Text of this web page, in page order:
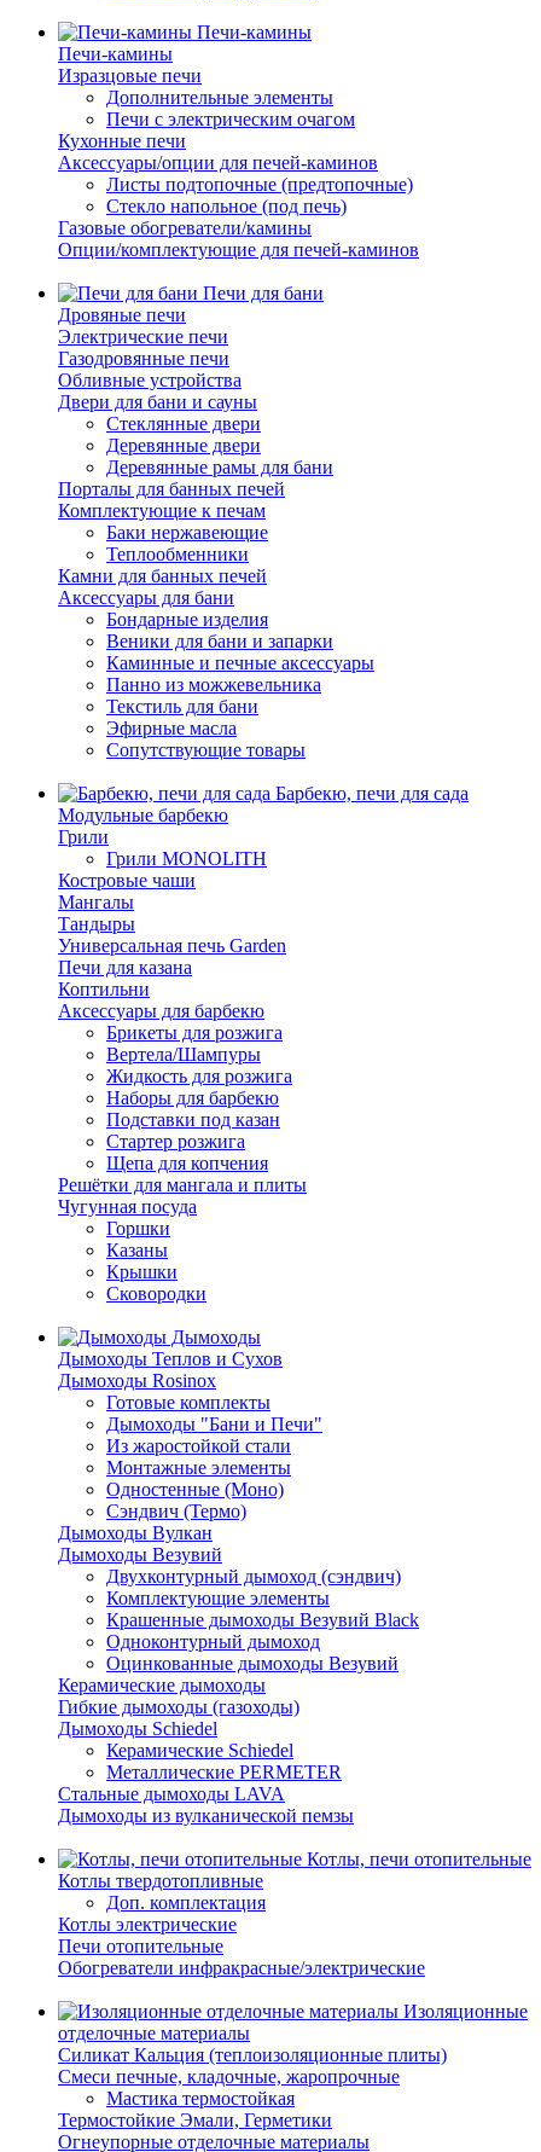
Печи-камины
Печи-камины
Изразцовые печи
Дополнительные элементы
Печи с электрическим очагом
Кухонные печи
Аксессуары/опции для печей-каминов
Листы подтопочные (предтопочные)
Стекло напольное (под печь)
Газовые обогреватели/камины
Опции/комплектующие для печей-каминов
Печи для бани
Дровяные печи
Электрические печи
Газодровянные печи
Обливные устройства
Двери для бани и сауны
Стеклянные двери
Деревянные двери
Деревянные рамы для бани
Порталы для банных печей
Комплектующие к печам
Баки нержавеющие
Теплообменники
Камни для банных печей
Аксессуары для бани
Бондарные изделия
Веники для бани и запарки
Каминные и печные аксессуары
Панно из можжевельника
Текстиль для бани
Эфирные масла
Сопутствующие товары
Барбекю, печи для сада
Модульные барбекю
Грили
Грили MONOLITH
Костровые чаши
Мангалы
Тандыры
Универсальная печь Garden
Печи для казана
Коптильни
Аксессуары для барбекю
Брикеты для розжига
Вертела/Шампуры
Жидкость для розжига
Наборы для барбекю
Подставки под казан
Стартер розжига
Щепа для копчения
Решётки для мангала и плиты
Чугунная посуда
Горшки
Казаны
Крышки
Сковородки
Дымоходы
Дымоходы Теплов и Сухов
Дымоходы Rosinox
Готовые комплекты
Дымоходы "Бани и Печи"
Из жаростойкой стали
Монтажные элементы
Одностенные (Моно)
Сэндвич (Термо)
Дымоходы Вулкан
Дымоходы Везувий
Двухконтурный дымоход (сэндвич)
Комплектующие элементы
Крашенные дымоходы Везувий Black
Одноконтурный дымоход
Оцинкованные дымоходы Везувий
Керамические дымоходы
Гибкие дымоходы (газоходы)
Дымоходы Schiedel
Керамические Schiedel
Металлические PERMETER
Стальные дымоходы LAVA
Дымоходы из вулканической пемзы
Котлы, печи отопительные
Котлы твердотопливные
Доп. комплектация
Котлы электрические
Печи отопительные
Обогреватели инфракрасные/электрические
Изоляционные
отделочные материалы
Силикат Кальция (теплоизоляционные плиты)
Смеси печные, кладочные, жаропрочные
Мастика термостойкая
Термостойкие Эмали, Герметики
Огнеупорные отделочные материалы